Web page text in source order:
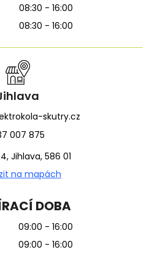
08:30 - 16:00
08:30 - 16:00
skutry.cz
007 875
Jihlava, 586 01
na mapách
DOBA
09:00 - 16:00
09:00 - 16:00